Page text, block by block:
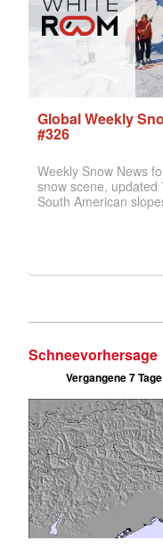
Schneevorhersage
Vergangene 7 Tage